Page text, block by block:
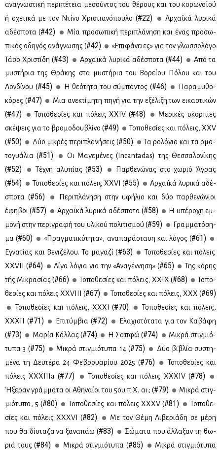
ανα­γνω­στι­κή πε­ρι­πέ­τεια με­σού­ντος του θέ­ρους και του κο­ρω­νοϊ­ού
ή σχε­τι­κά με τον Ντί­νο Χρι­στια­νό­που­λο (#22)
Αρ­χαϊ­κά λυ­ρι­κά
αδέ­σπο­τα (#42)
Μία προ­σω­πι­κή πε­ρι­πλά­νη­ση και ένας προ­σω­
πι­κός οδη­γός ανά­γνω­σης (#42)
«Επι­φά­νειες» για τον γλωσ­σο­λό­γο
Τά­σο Χρι­στί­δη (#43) Αρ­χαϊ­κά λυ­ρι­κά αδέ­σπο­τα (#44)
Από τα
μυ­στή­ρια της Θρά­κης στα μυ­στή­ρια του Βο­ρεί­ου Πό­λου και του
Λον­δί­νου (#45) Η θε­ό­τη­τα του σύ­μπα­ντος (#46)
Πα­ρα­μυ­θο­
κό­ρες (#47)
Μια ανε­κτί­μη­τη πη­γή για την εξέ­λι­ξη των ει­κα­στι­κών
(#47) Το­πο­θε­σί­ες και πό­λεις XXIV (#48)
Με­ρι­κές σκόρ­πιες
σκέ­ψεις για το βρο­μο­δου­βλί­νο (#49)
Το­πο­θε­σί­ες και πό­λεις, ΧΧV
(#50) Δύο μι­κρές πε­ρι­πλα­νή­σεις (#50)
Τα ρο­λό­για και τα ομα­
το­γυά­λια (#51)
Οι Μα­γε­μέ­νες (Ιncantadas) της Θεσ­σα­λο­νί­κης
(#52) Τέ­χνη αλυ­πί­ας (#53)
Παρ­θε­νώ­νας στο χω­ριό Άγρας
(#54) Το­πο­θε­σί­ες και πό­λεις ΧΧVI (#55)
Αρ­χαϊ­κά λυ­ρι­κά αδέ­
σπο­τα (#56)
Πε­ρι­πλά­νη­ση στην υφή­λιο και δύο παρ­θε­νώ­νιοι
έφη­βοι (#57) Αρ­χαϊ­κά λυ­ρι­κά αδέ­σπο­τα (#58)
Η υπέ­ρο­χη εμ­
μο­νή στην πε­ρι­γρα­φή του υλι­κού πο­λι­τι­σμού (#59)
Γραμ­μα­τό­ση­
μα (#60) «Πραγ­μα­τι­κό­τη­τα», ανα­πα­ρά­στα­ση και λό­γος (#61)
Εγνα­τί­ας και Βε­νι­ζέ­λου. Το μα­γα­ζί (#63)
Το­πο­θε­σί­ες και πό­λεις
XXVII (#64) Λί­γα λό­για για την «Ανα­γέν­νη­ση» (#65)
Της κό­ρης
τής Μι­κρα­σί­ας (#66) Το­πο­θε­σί­ες και πό­λεις, ΧΧIΧ (#68)
Το­πο­
θε­σί­ες και πό­λεις ΧΧVIII (#67) Το­πο­θε­σί­ες και πό­λεις, ΧΧΧ (#69)
Το­πο­θε­σί­ες και πό­λεις, ΧΧ­ΧΙ (#70)
Το­πο­θε­σί­ες και πό­λεις,
ΧΧ­ΧΙΙ (#71) Επι­τύμ­βια (#72)
Ελα­χι­στό­τα­τα για τoν Κα­βά­φη
(#73) Μα­ρία Κάλ­λας (#74) Η Σαπ­φώ (#74)
Μι­κρά στιγ­μιό­
τυ­πα 3 (#75) Μι­κρά στιγ­μιό­τυ­πα 14 (#75)
Δύο βι­βλία συ­στη­
μέ­να τη Δευ­τέ­ρα 24 Φε­βρουα­ρί­ου 2025 (#76)
Το­πο­θε­σί­ες και
πό­λεις ΧΧ­ΧΙ­Ι­Ιa (#77) Το­πο­θε­σί­ες και πό­λεις ΧΧ­ΧΙV (#78)
Ήξε­ραν γράμ­μα­τα οι Αθη­ναί­οι του 5ου π.Χ. αι.; (#79)
Μι­κρά στιγ­
μιό­τυ­πα, 5 (#80) Το­πο­θε­σί­ες και πό­λεις ΧΧ­ΧV (#81)
Το­πο­θε­
σί­ες και πό­λεις ΧΧ­ΧVI (#82)
Με τον Θέ­μη Λι­βε­ριά­δη σε μέ­ρη
που θα δί­στα­ζα να ξα­να­πάω (#83)
Σώ­μα­τα που άλ­λα­ξαν τη θω­
ριά τους (#84) Μι­κρά στιγ­μιό­τυ­πα (#85)
Μι­κρά στιγ­μιό­τυ­πα